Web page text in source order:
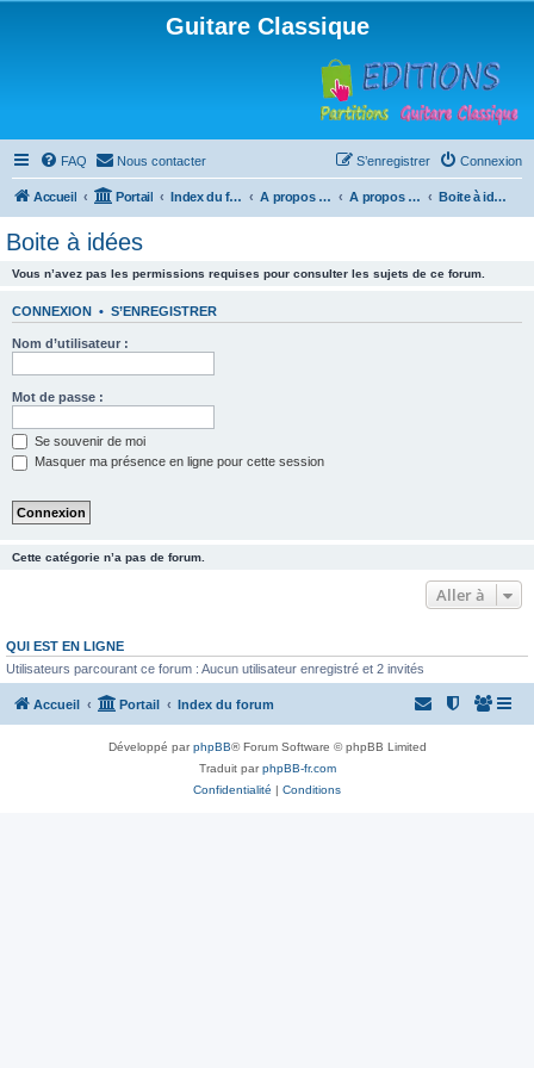
Guitare Classique
FAQ Nous contacter Connexion
S’enregistrer
Accueil Portail Index du forum A propos du forum A propos du forum Boite à idées
Boite à idées
Vous n’avez pas les permissions requises pour consulter les sujets de ce forum.
CONNEXION • S’ENREGISTRER
Nom d’utilisateur :
Mot de passe :
Se souvenir de moi
Masquer ma présence en ligne pour cette session
Cette catégorie n’a pas de forum.
Aller à
QUI EST EN LIGNE
Utilisateurs parcourant ce forum : Aucun utilisateur enregistré et 2 invités
Accueil Portail Index du forum
Développé parphpBB® Forum Software © phpBB Limited
Traduit parphpBB-fr.com
Confidentialité | Conditions